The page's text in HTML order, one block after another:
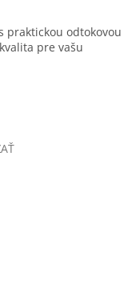
praktickou odtokovou
pre vašu